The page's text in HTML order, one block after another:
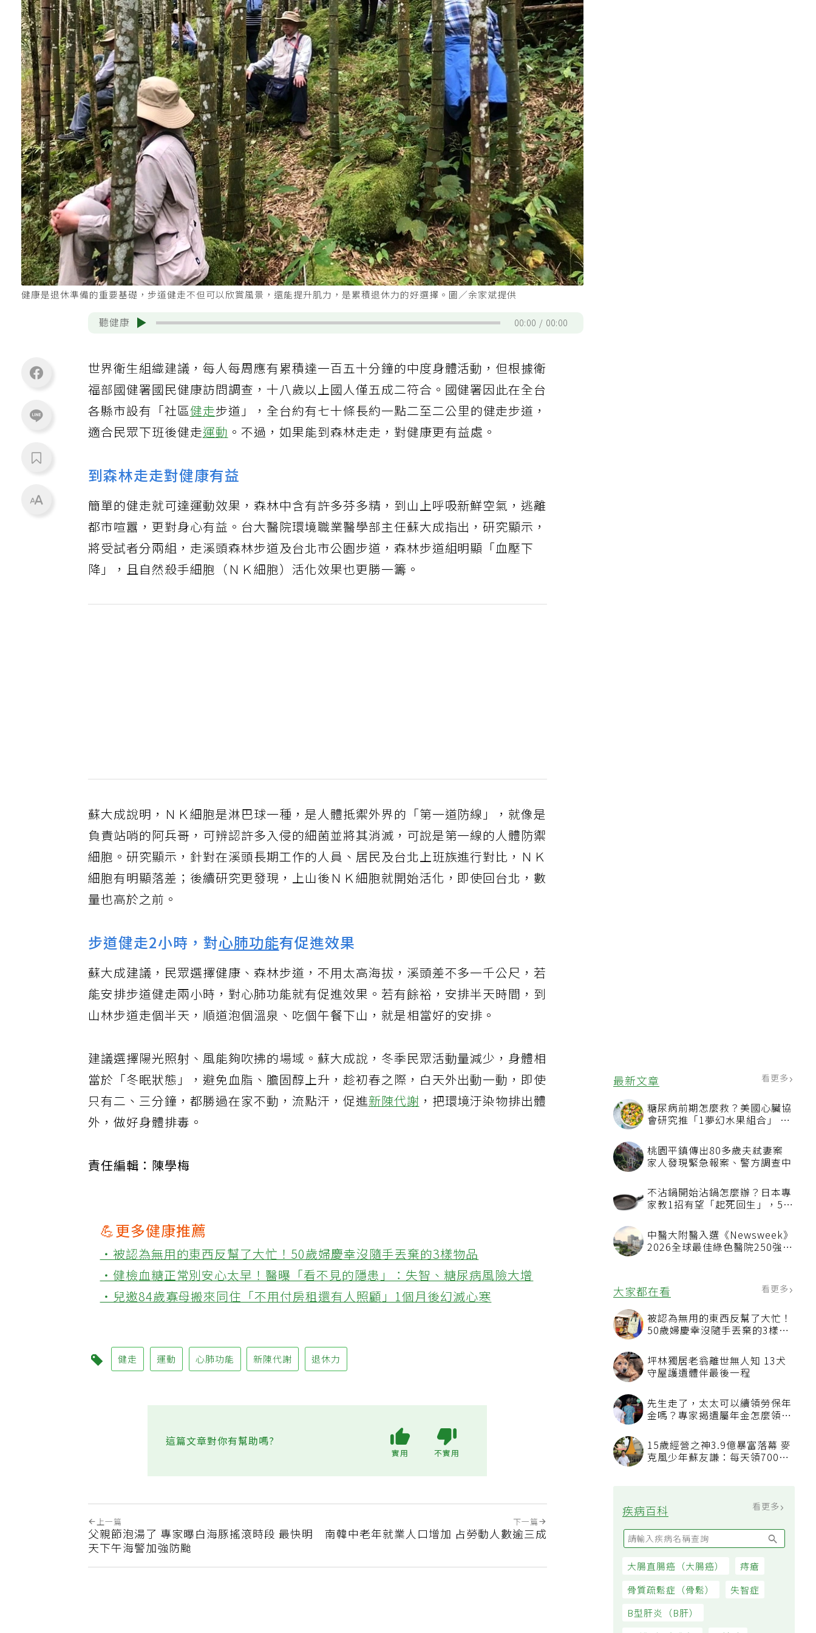
最新文章 看更多
糖尿病前期怎麼救？美國心臟協
會研究推「1夢幻水果組合」 酪
桃園平鎮傳出80多歲夫弒妻案
家人發現緊急報案、警方調查中
不沾鍋開始沾鍋怎麼辦？日本專
家教1招有望「起死回生」，5情
中醫大附醫入選《Newsweek》
2026全球最佳綠色醫院250強
大家都在看
被認為無用的東西反幫了大忙！
50歲婦慶幸沒隨手丟棄的3樣物
坪林獨居老翁離世無人知 13犬
守屋護遺體伴最後一程
先生走了，太太可以續領勞保年
看順位還要看資格
15歲經營之神3.9億暴富落幕 麥
疾病百科
健康是退休準備的重要基礎，步道健走不但可以欣賞風景，還能提升肌力，是累積退休力的好選擇。圖／余家斌提供
聽健康 00:00 00:00
世界衛生組織建議，每人每周應有累積達一百五十分鐘的中度身體活動，但根據衛
福部國健署國民健康訪問調查，十八歲以上國人僅五成二符合。國健署因此在全台
各縣市設有「社區健走步道」，全台約有七十條長約一點二至二公里的健走步道，
適合民眾下班後健走運動 。不過，如果能到森林走走，對健康更有益處。
到森林走走對健康有益
簡單的健走就可達運動效果，森林中含有許多芬多精，到山上呼吸新鮮空氣，逃離
都市喧囂，更對身心有益。台大醫院環境職業醫學部主任蘇大成指出，研究顯示，
將受試者分兩組，走溪頭森林步道及台北市公園步道，森林步道組明顯「血壓下
降」，且自然殺手細胞（ＮＫ細胞）活化效果也更勝一籌。
蘇大成說明，ＮＫ細胞是淋巴球一種，是人體抵禦外界的「第一道防線」，就像是
負責站哨的阿兵哥，可辨認許多入侵的細菌並將其消滅，可說是第一線的人體防禦
細胞。研究顯示，針對在溪頭長期工作的人員、居民及台北上班族進行對比，ＮＫ
細胞有明顯落差；後續研究更發現，上山後ＮＫ細胞就開始活化，即使回台北，數
量也高於之前。
步道健走2小時，對心肺功能有促進效果
蘇大成建議，民眾選擇健康、森林步道，不用太高海拔，溪頭差不多一千公尺，若
能安排步道健走兩小時，對心肺功能就有促進效果。若有餘裕，安排半天時間，到
山林步道走個半天，順道泡個溫泉、吃個午餐下山，就是相當好的安排。
建議選擇陽光照射、風能夠吹拂的場域。蘇大成說，冬季民眾活動量減少，身體相
當於「冬眠狀態」，避免血脂、膽固醇上升，趁初春之際，白天外出動一動，即使
只有二、三分鐘，都勝過在家不動，流點汗，促進新陳代謝 ，把環境汙染物排出體
外，做好身體排毒。
責任編輯：陳學梅
💪更多健康推薦
‧被認為無用的東西反幫了大忙！50歲婦慶幸沒隨手丟棄的3樣物品
‧健檢血糖正常別安心太早！醫曝「看不見的隱患」：失智、糖尿病風險大增
‧兒邀84歲寡母搬來同住「不用付房租還有人照顧」1個月後幻滅心寒
健走 運動 心肺功能 新陳代謝 退休力
這篇文章對你有幫助嗎?
上一篇
父親節泡湯了 專家曝白海豚搖滾時段 最快明
天下午海警加強防颱
下一篇
南韓中老年就業人口增加 占勞動人數逾三成